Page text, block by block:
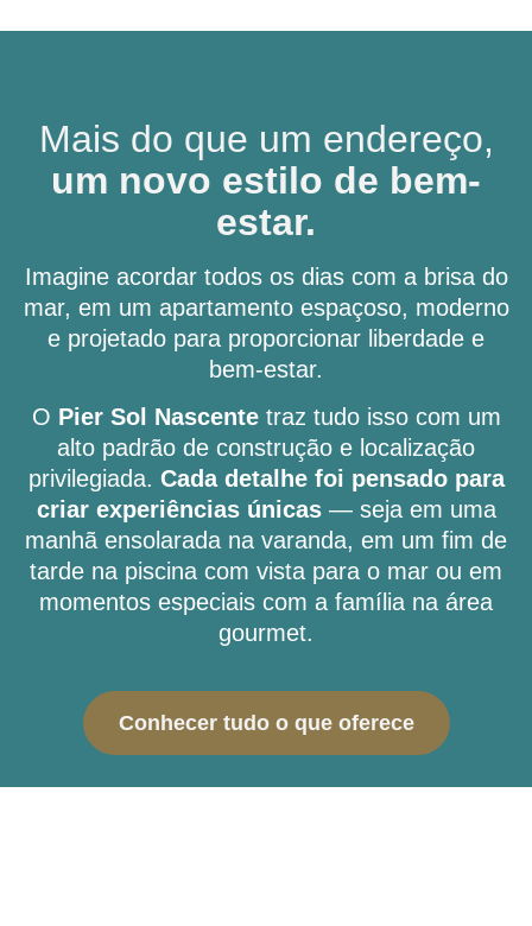
Mais do que um endereço,
um novo estilo de bem-
estar.
Imagine acordar todos os dias com a brisa do
mar, em um apartamento espaçoso, moderno
e projetado para proporcionar liberdade e
bem-estar.
O Pier Sol Nascentetraz tudo isso com um
alto padrão de construção e localização
privilegiada. Cada detalhe foi pensado para
criar experiências únicas— seja em uma
manhã ensolarada na varanda, em um fim de
tarde na piscina com vista para o mar ou em
momentos especiais com a família na área
gourmet.
Conhecer tudo o que oferece